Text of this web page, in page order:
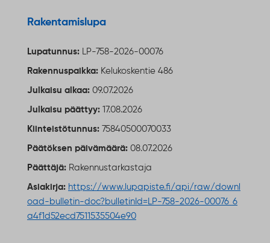
RakentamislupaUlkoinen linkki
Lupatunnus: LP-758-2026-00076
Rakennuspaikka: Kelukoskentie 486
Julkaisu alkaa: 09.07.2026
Julkaisu päättyy: 17.08.2026
Kiinteistötunnus: 75840500070033
Päätöksen päivämäärä: 08.07.2026
Päättäjä: Rakennustarkastaja
Asiakirja: https://www.lupapiste.fi/api/raw/downl
oad-bulletin-doc?bulletinId=LP-758-2026-00076_6
a4f1d52ecd7511535504e90